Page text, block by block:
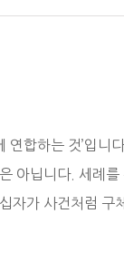
연합하는 것’입니
아닙니다. 세례를
자가 사건처럼 구